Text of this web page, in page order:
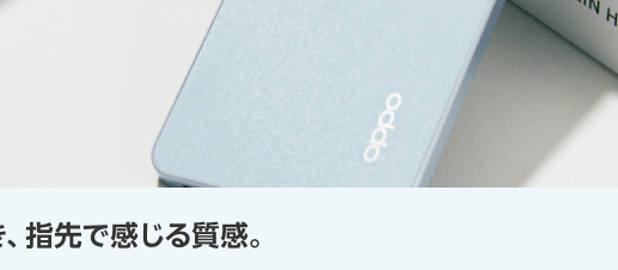
指先で感じる質感。